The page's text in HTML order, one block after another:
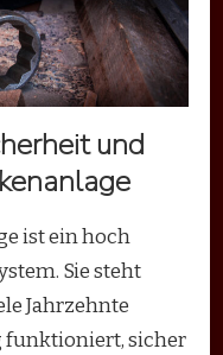
und
ist ein hoch
Sie steht
Jahrzehnte
funktioniert, sicher